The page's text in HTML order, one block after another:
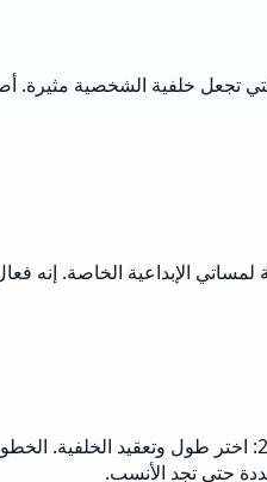
تجعل خلفية الشخصية مثيرة.
الإبداعية الخاصة. إنه فعال